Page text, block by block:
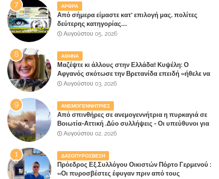
ΑΡΘΡΑ
Από σήμερα είμαστε κατ' επιλογή μας, πολίτες
δεύτερης κατηγορίας....
Αυγούστου 05, 2026
ΑΘΗΝΑ
Μαζέψτε κι άλλους στην Ελλάδα! Κυψέλη: Ο
Αφγανός σκότωσε την Βρετανίδα επειδή «ήθελε να
κάνει τη σύντροφό του χριστιανή»
Αυγούστου 03, 2026
ΑΝΕΜΟΓΕΝΝΗΤΡΙΕΣ
Από σπινθήρες σε ανεμογεννήτρια η πυρκαγιά σε
Βοιωτία-Αττική .Δύο συλλήψεις - Οι υπεύθυνοι για
την λάθος διαχείριση της κατάσβεσης θα
Αυγούστου 02, 2026
ΔΑΣΟΠΥΡΟΣΒΕΣΗ
Πρόεδρος Εξ.Συλλόγου Οικιστών Πόρτο Γερμενού :
«Οι πυροσβέστες έφυγαν πριν από τους